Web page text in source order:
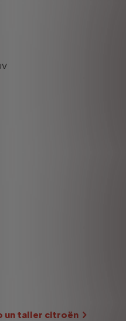
un taller citroën